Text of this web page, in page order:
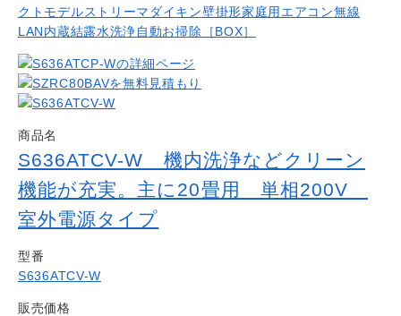
クトモデルストリーマ ダイキン壁掛形家庭用エアコン無線
LAN内蔵結露水洗浄自動お掃除［BOX］
商品名
S636ATCV-W 機内洗浄などクリーン
機能が充実。主に20畳用 単相200V
室外電源タイプ
型番
S636ATCV-W
販売価格